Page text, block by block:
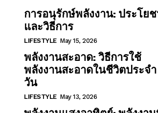
การอนุรักษ์พลังงาน: ประโย
และวิธีการ
LIFESTYLE May 15, 2026
พลังงานสะอาด: วิธีการใช้
พลังงานสะอาดในชีวิตประจำ
วัน
LIFESTYLE May 13, 2026